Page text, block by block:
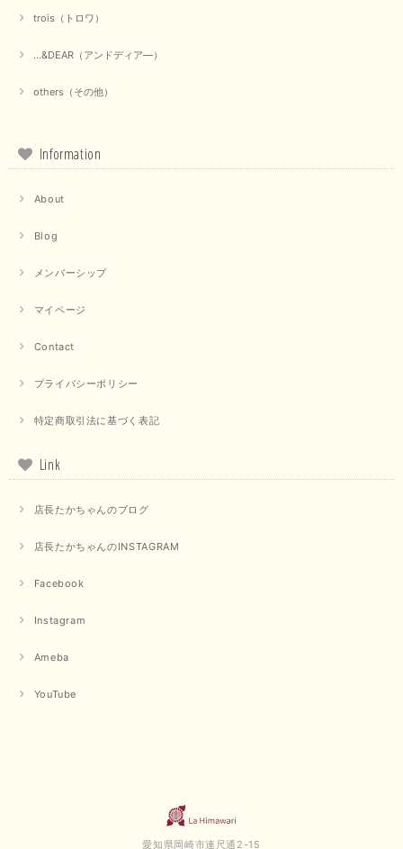
trois（トロワ）
...&DEAR（アンドディア―）
others（その他）
Information
About
Blog
メンバーシップ
マイページ
Contact
プライバシーポリシー
特定商取引法に基づく表記
Link
店長たかちゃんのブログ
店長たかちゃんのINSTAGRAM
Facebook
Instagram
Ameba
YouTube
愛知県岡崎市連尺通2-15